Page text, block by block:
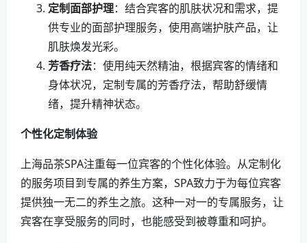
定制面部护理：结合宾客的肌肤状况和需求，提
供专业的面部护理服务，使用高端护肤产品，让
肌肤焕发光彩。
芳香疗法：使用纯天然精油，根据宾客的情绪和
身体状况，定制专属的芳香疗法，帮助舒缓情
绪，提升精神状态。
个性化定制体验
上海品茶SPA注重每一位宾客的个性化体验。从定制化
的服务项目到专属的养生方案，SPA致力于为每位宾客
提供独一无二的养生之旅。这种一对一的专属服务，让
宾客在享受服务的同时，也能感受到被尊重和呵护。